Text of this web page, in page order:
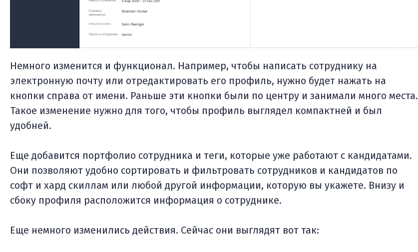
Немного изменится и функционал. Например, чтобы написать сотруднику на
электронную почту или отредактировать его профиль, нужно будет нажать на
кнопки справа от имени. Раньше эти кнопки были по центру и занимали много места.
Такое изменение нужно для того, чтобы профиль выглядел компактней и был
удобней.
Еще добавится портфолио сотрудника и теги, которые уже работают с кандидатами.
Они позволяют удобно сортировать и фильтровать сотрудников и кандидатов по
софт и хард скиллам или любой другой информации, которую вы укажете. Внизу и
сбоку профиля расположится информация о сотруднике.
Еще немного изменились действия. Сейчас они выглядят вот так: